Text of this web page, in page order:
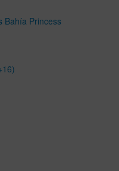
Bahía Princess